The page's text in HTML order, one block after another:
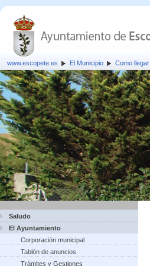
www.escopete.es El Municipio Como llegar
Saludo
El Ayuntamiento
Corporación municipal
Tablón de anuncios
Trámites y Gestiones